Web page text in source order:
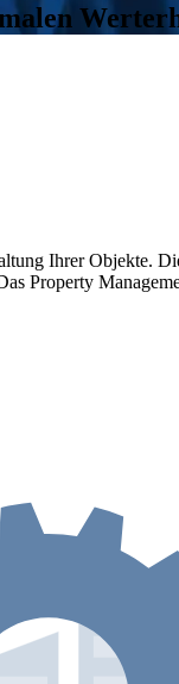
Ihrer Objekte.
Property